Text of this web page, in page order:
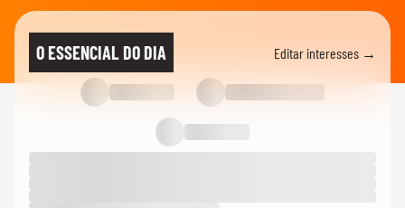
O ESSENCIAL DO DIA Editar interesses →